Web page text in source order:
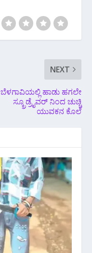
NEXT
ಬೆಳಗಾವಿಯಲ್ಲಿ ಹಾಡು ಹಗಲೇ
ಸ್ಕ್ರೂಡ್ರೈವರ್ ನಿಂದ ಚುಚ್ಚಿ
ಯುವಕನ ಕೊಲೆ